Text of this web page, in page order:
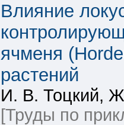
Влияние
ячменя
растений
И. В. Тоцкий,
[Труды по